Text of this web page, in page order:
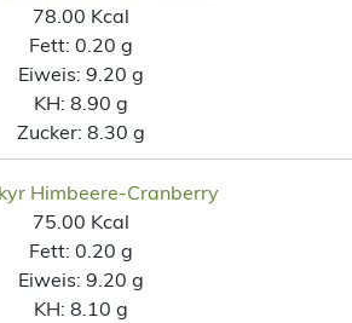
78.00 Kcal
Fett: 0.20 g
Eiweis: 9.20 g
KH: 8.90 g
Zucker: 8.30 g
Himbeere-Cranberry
75.00 Kcal
Fett: 0.20 g
Eiweis: 9.20 g
KH: 8.10 g